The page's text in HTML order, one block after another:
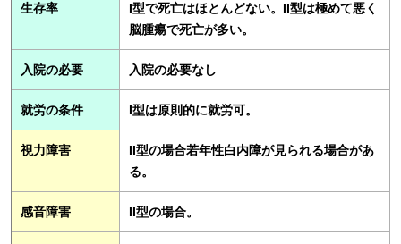
生存率
I型で死亡はほとんどない。II型は極めて悪く
脳腫瘍で死亡が多い。
入院の必要 入院の必要なし
就労の条件 I型は原則的に就労可。
視力障害
II型の場合若年性白内障が見られる場合があ
る。
感音障害 II型の場合。